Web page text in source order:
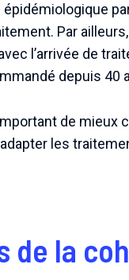
Par
l’arrivée de
depuis 40
de mieux
les
de la